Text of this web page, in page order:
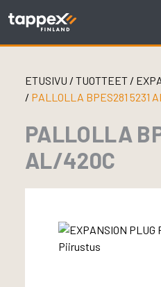
ETUSIVU / TUOTTEET/
/ PALLOLLA BPES281 5231
PALLOLLA
AL/420C